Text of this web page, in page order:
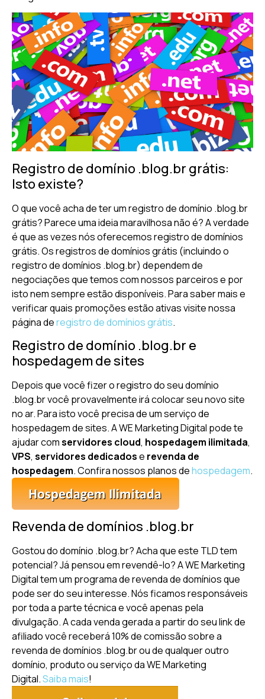
Registro de domínio .blog.br grátis:
Isto existe?
O que você acha de ter um registro de domínio .blog.br
grátis? Parece uma ideia maravilhosa não é? A verdade
é que as vezes nós oferecemos registro de domínios
grátis. Os registros de domínios grátis (incluindo o
registro de domínios .blog.br) dependem de
negociações que temos com nossos parceiros e por
isto nem sempre estão disponíveis. Para saber mais e
verificar quais promoções estão ativas visite nossa
página deregistro de domínios grátis.
Registro de domínio .blog.br e
hospedagem de sites
Depois que você fizer o registro do seu domínio
.blog.br você provavelmente irá colocar seu novo site
no ar. Para isto você precisa de um serviço de
hospedagem de sites. A WE Marketing Digital pode te
ajudar comservidores cloud, hospedagem ilimitada,
VPS, servidores dedicadose revenda de
hospedagem. Confira nossos planos dehospedagem.
Revenda de domínios .blog.br
Gostou do domínio .blog.br? Acha que este TLD tem
potencial? Já pensou em revendê-lo? A WE Marketing
Digital tem um programa de revenda de domínios que
pode ser do seu interesse. Nós ficamos responsáveis
por toda a parte técnica e você apenas pela
divulgação. A cada venda gerada a partir do seu link de
afiliado você receberá 10% de comissão sobre a
revenda de domínios .blog.br ou de qualquer outro
domínio, produto ou serviço da WE Marketing
Digital.Saiba mais!